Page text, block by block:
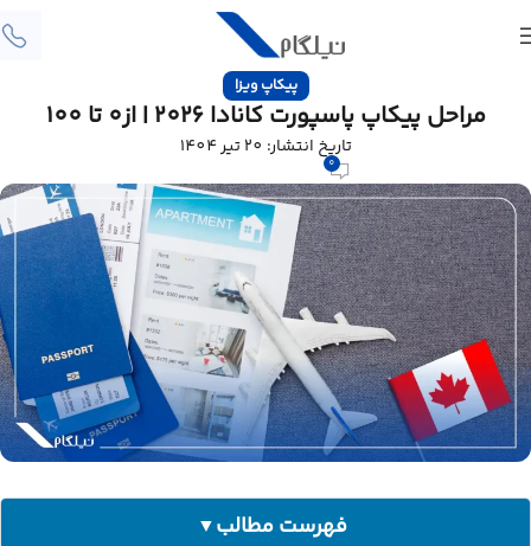
پیکاپ ویزا
مراحل پیکاپ پاسپورت کانادا 2026 | از0 تا 100
تاریخ انتشار: 20 تیر 1404
0
فهرست مطالب▼